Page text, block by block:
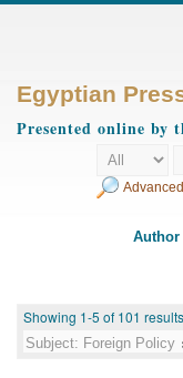
Egyptian
Presented online by
Author
Showing 1-5 of 101 results
Subject: Foreign Policy